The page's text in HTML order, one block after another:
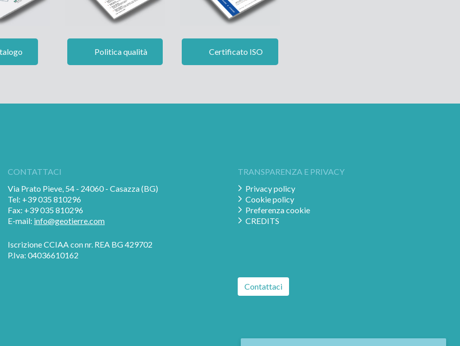
Politica qualità Certificato ISO
CONTATTACI
Via Prato Pieve, 54 - 24060 - Casazza (BG)
Tel: +39 035 810296
Fax: +39 035 810296
E-mail: info@geotierre.com
Iscrizione CCIAA con nr. REA BG 429702
P.Iva: 04036610162
TRANSPARENZA E PRIVACY
Privacy policy
Cookie policy
Preferenza cookie
CREDITS
Contattaci